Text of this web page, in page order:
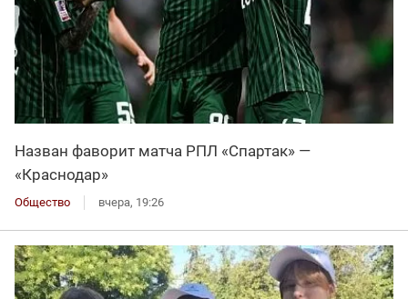
Назван фаворит матча РПЛ «Спартак» —
«Краснодар»
Общество вчера, 19:26